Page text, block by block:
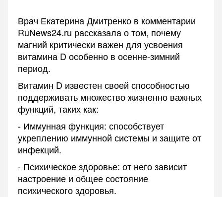
Врач Екатерина Дмитренко в комментарии
RuNews24.ru рассказала о том, почему
магний критически важен для усвоения
витамина D особенно в осенне-зимний
период.
Витамин D известен своей способностью
поддерживать множество жизненно важных
функций, таких как:
- Иммунная функция: способствует
укреплению иммунной системы и защите от
инфекций.
- Психическое здоровье: от него зависит
настроение и общее состояние
психического здоровья.